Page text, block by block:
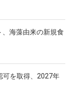
、海藻由来の新規食
可を取得、2027年